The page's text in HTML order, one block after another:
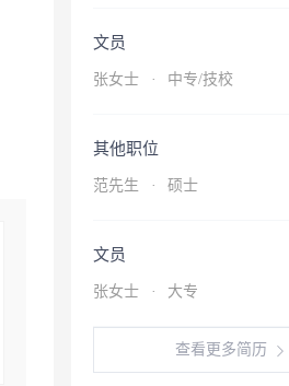
文员
张女士 · 中专/技校
其他职位
范先生 · 硕士
文员
张女士 · 大专
查看更多简历